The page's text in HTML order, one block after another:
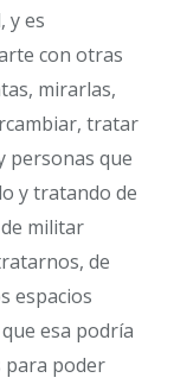
y es
con otras
mirarlas,
tratar
personas que
y tratando de
militar
de
espacios
esa podría
para poder